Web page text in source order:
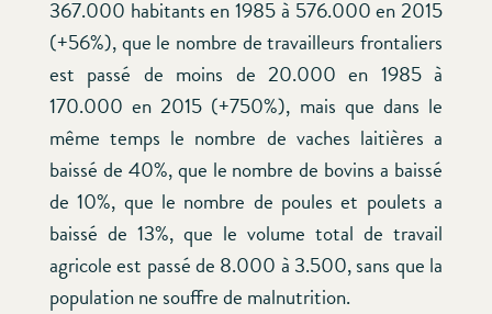
367.000 habitants en 1985 à 576.000 en 2015
(+56%), que le nombre de travailleurs frontaliers
est passé de moins de 20.000 en 1985 à
170.000 en 2015 (+750%), mais que dans le
même temps le nombre de vaches laitières a
baissé de 40%, que le nombre de bovins a baissé
de 10%, que le nombre de poules et poulets a
baissé de 13%, que le volume total de travail
agricole est passé de 8.000 à 3.500, sans que la
population ne souffre de malnutrition.